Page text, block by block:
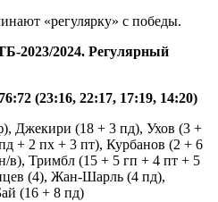
«регулярку» с победы.
2023/2024. Регулярный
(23:16, 22:17, 17:19, 14:20)
Джекири (18 + 3 пд), Ухов (3 +
+ 2 пх + 3 пт), Курбанов (2 + 6
в), Тримбл (15 + 5 гп + 4 пт + 5
(4), Жан-Шарль (4 пд),
(16 + 8 пд)